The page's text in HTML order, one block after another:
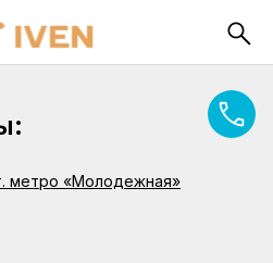
метро «Молодежная»